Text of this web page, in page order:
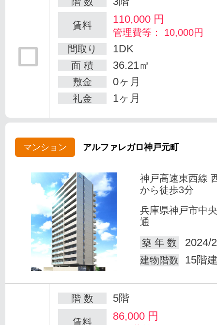
賃料 110,000 円
管理費等： 10,000円
間取り
1DK
面 積 36.21㎡
敷金 0ヶ月
礼金 1ヶ月
マンション アルファレガロ神戸元町
神戸高速東西線
から徒歩3分
兵庫県神戸市中
通
築 年 数
2024/
建物階数 15階
階 数 5階
賃料 86,000 円